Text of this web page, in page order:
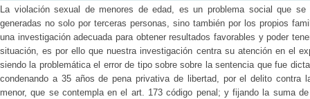
La violación sexual de menores de edad, es un problema social que
generadas no solo por terceras personas, sino también por los propios
una investigación adecuada para obtener resultados favorables y poder
situación, es por ello que nuestra investigación centra su atención en el
siendo la problemática el error de tipo sobre sobre la sentencia que fue
condenando a 35 años de pena privativa de libertad, por el delito contra
menor, que se contempla en el art. 173 código penal; y fijando la suma